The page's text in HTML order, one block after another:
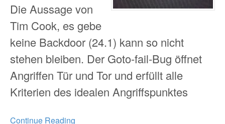
Die Aussage von
Tim Cook, es gebe
keine Backdoor (24.1) kann so nicht
stehen bleiben. Der Goto-fail-Bug öffnet
Angriffen Tür und Tor und erfüllt alle
Kriterien des idealen Angriffspunktes
Continue Reading